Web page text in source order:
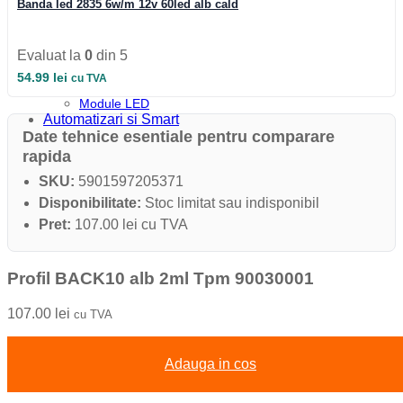
Iluminat Industrial
Iluminat stradal
Iluminat Industrial
Module LED
Automatizari si Smart
Banda led 2835 6w/m 12v 60led alb cald
Evaluat la 0 din 5
54.99 lei cu TVA
Date tehnice esentiale pentru comparare
rapida
SKU: 5901597205371
Disponibilitate: Stoc limitat sau indisponibil
Pret: 107.00 lei cu TVA
Profil BACK10 alb 2ml Tpm 90030001
107.00 lei cu TVA
Adauga in cos